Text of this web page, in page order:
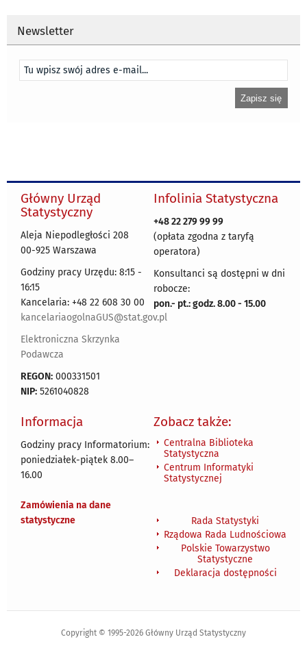
Newsletter
Główny Urząd
Statystyczny
Aleja Niepodległości 208
00-925 Warszawa
Godziny pracy Urzędu: 8:15 -
16:15
Kancelaria: +48 22 608 30 00
kancelariaogolnaGUS@stat.gov.pl
Elektroniczna Skrzynka
Podawcza
REGON: 000331501
NIP: 5261040828
Infolinia Statystyczna
+48 22 279 99 99
(opłata zgodna z taryfą
operatora)
Konsultanci są dostępni w dni
robocze:
pon.- pt.: godz. 8.00 - 15.00
Informacja
Godziny pracy Informatorium:
poniedziałek-piątek 8.00–
16.00
Zamówienia na dane
statystyczne
Zobacz także:
Centralna Biblioteka
Statystyczna
Centrum Informatyki
Statystycznej
Rada Statystyki
Rządowa Rada Ludnościowa
Polskie Towarzystwo
Statystyczne
Deklaracja dostępności
Copyright © 1995-2026 Główny Urząd Statystyczny